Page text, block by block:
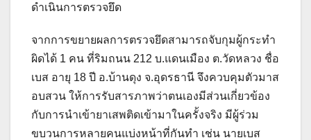
ดำเนินการตรวจยึด
จากการขยายผลการตรวจยึดสามารถจับกุมผู้กระทำ
ผิดได้ 1 คน ที่ริมถนน 212 บ.แดนเมือง ต.วัดหลวง ชื่อ
เบส อายุ 18 ปี อ.บ้านดุง จ.อุดรธานี จึงควบคุมตัวมาส
อบสวน ให้การรับสารภาพว่าตนเองมีส่วนเกี่ยวข้อง
กับการนำเข้ายาเสพติดเข้ามาในครั้งจริง มีผู้ร่วม
ขบวนการหลายคนแบ่งหน้าที่กันทำ เช่น นายเบส